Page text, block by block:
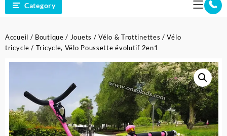
Category
Accueil / Boutique / Jouets /Vélo & Trottinettes /Vélo
tricycle / Tricycle, Vélo Poussette évolutif 2en1